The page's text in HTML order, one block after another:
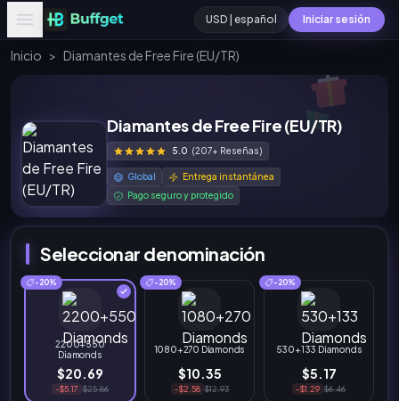
USD | español Iniciar sesión
Inicio > Diamantes de Free Fire (EU/TR)
Diamantes de Free Fire (EU/TR)
5.0 (207+ Reseñas)
Global
Entrega instantánea
Pago seguro y protegido
Seleccionar denominación
-20%
2200+550
Diamonds
$20.69
-$5.17 $25.86
-20%
1080+270 Diamonds
$10.35
-$2.58 $12.93
-20%
530+133 Diamonds
$5.17
-$1.29 $6.46